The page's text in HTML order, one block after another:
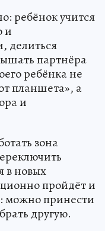
ребёнок учится
и
делиться
партнёра
ребёнка не
планшета», а
и
зона
в новых
пройдёт и
можно принести
другую.